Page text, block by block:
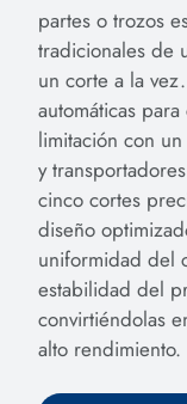
partes o trozos
tradicionales de
un corte a la
automáticas
limitación con
y
cinco cortes
diseño
uniformidad del
estabilidad del
convirtiéndolas
alto rendimiento.